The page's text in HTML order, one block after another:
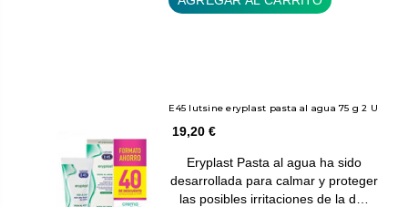
E45 lutsine eryplast pasta al agua 75 g 2 U
19,20 €
Eryplast Pasta al agua ha sido
desarrollada para calmar y proteger
las posibles irritaciones de la d…